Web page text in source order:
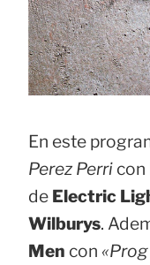
En este
Perez Perri
de Electric
Wilburys.
Men con